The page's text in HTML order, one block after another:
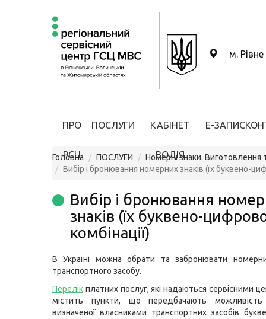
м. Рівне
ПРО
РСЦ
ПОСЛУГИ КАБІНЕТ
ВОДІЯ
Е-ЗАПИС
Головна ПОСЛУГИ
Номерні знаки. Виготовлення
Вибір і бронювання номерних знаків (їх буквено-
Вибір і бронювання
знаків (їх буквено-
комбінації)
В Україні можна обрати та забронювати
транспортного засобу.
Перелік платних послуг, які надаються сервісними
містить пункти, що передбачають можливість
визначеної власниками транспортних засобів